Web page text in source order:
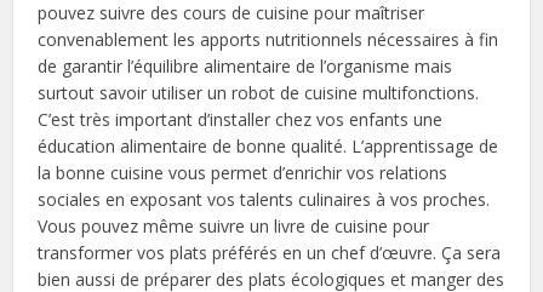
pouvez suivre des cours de cuisine pour maîtriser
convenablement les apports nutritionnels nécessaires à fin
de garantir l’équilibre alimentaire de l’organisme mais
surtout savoir utiliser un robot de cuisine multifonctions.
C’est très important d’installer chez vos enfants une
éducation alimentaire de bonne qualité. L’apprentissage de
la bonne cuisine vous permet d’enrichir vos relations
sociales en exposant vos talents culinaires à vos proches.
Vous pouvez même suivre un livre de cuisine pour
transformer vos plats préférés en un chef d’œuvre. Ça sera
bien aussi de préparer des plats écologiques et manger des